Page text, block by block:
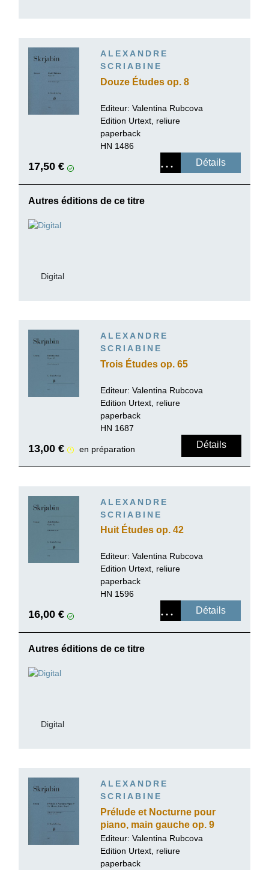
ALEXANDRE
SCRIABINE
Douze Études op. 8
Editeur: Valentina Rubcova
Edition Urtext, reliure
paperback
HN 1486
17,50 € Détails
Autres éditions de ce titre
Digital
ALEXANDRE
SCRIABINE
Trois Études op. 65
Editeur: Valentina Rubcova
Edition Urtext, reliure
paperback
HN 1687
13,00 € en préparation Détails
ALEXANDRE
SCRIABINE
Huit Études op. 42
Editeur: Valentina Rubcova
Edition Urtext, reliure
paperback
HN 1596
16,00 € Détails
Autres éditions de ce titre
Digital
ALEXANDRE
SCRIABINE
Prélude et Nocturne pour
piano, main gauche op. 9
Editeur: Valentina Rubcova
Edition Urtext, reliure
paperback